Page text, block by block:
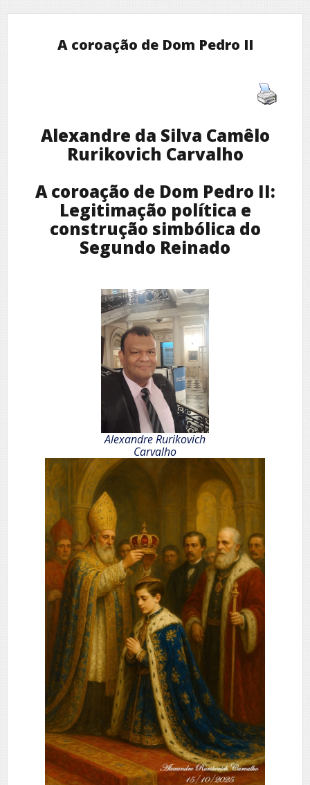
A coroação de Dom Pedro II
Alexandre da Silva Camêlo
Rurikovich Carvalho
A coroação de Dom Pedro II:
Legitimação política e
construção simbólica do
Segundo Reinado
Alexandre Rurikovich
Carvalho